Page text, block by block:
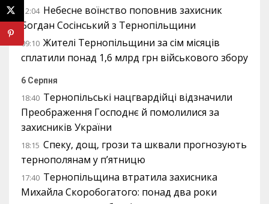
12:04 Небесне воїнство поповнив захисник
Богдан Сосінський з Тернопільщини
09:10 Жителі Тернопільщини за сім місяців
сплатили понад 1,6 млрд грн військового збору
6 Серпня
18:40 Тернопільські нацгвардійці відзначили
Преображення Господнє й помолилися за
захисників України
18:15 Спеку, дощ, грози та шквали прогнозують
тернополянам у п’ятницю
17:40 Тернопільщина втратила захисника
Михайла Скоробогатого: понад два роки